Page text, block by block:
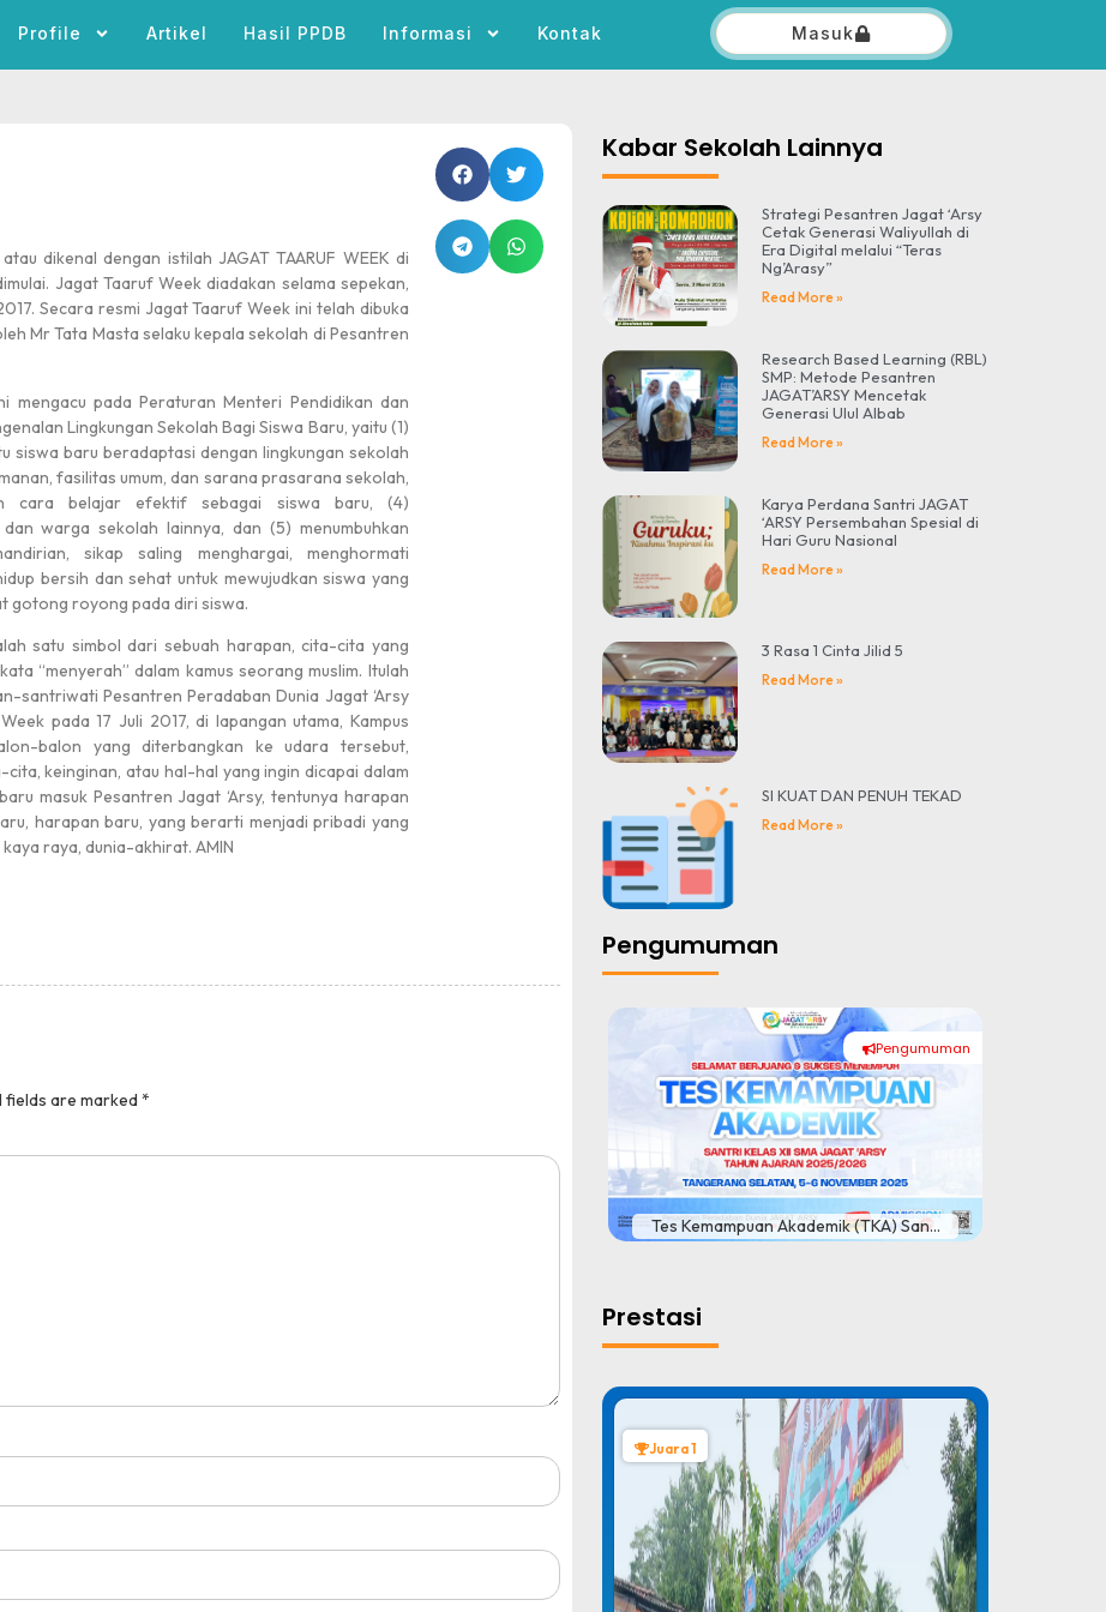
Profile Artikel Hasil PPDB Informasi Kontak Masuk
dikenal dengan istilah JAGAT TAARUF WEEK di
Jagat Taaruf Week diadakan selama sepekan,
Secara resmi Jagat Taaruf Week ini telah dibuka
Mr Tata Masta selaku kepala sekolah di Pesantren
mengacu pada Peraturan Menteri Pendidikan dan
Lingkungan Sekolah Bagi Siswa Baru, yaitu (1)
siswa baru beradaptasi dengan lingkungan sekolah
fasilitas umum, dan sarana prasarana sekolah,
cara belajar efektif sebagai siswa baru, (4)
warga sekolah lainnya, dan (5) menumbuhkan
sikap saling menghargai, menghormati
bersih dan sehat untuk mewujudkan siswa yang
gotong royong pada diri siswa.
satu simbol dari sebuah harapan, cita-cita yang
“menyerah” dalam kamus seorang muslim. Itulah
santriwati Pesantren Peradaban Dunia Jagat ‘Arsy
pada 17 Juli 2017, di lapangan utama, Kampus
balon yang diterbangkan ke udara tersebut,
keinginan, atau hal-hal yang ingin dicapai dalam
masuk Pesantren Jagat ‘Arsy, tentunya harapan
harapan baru, yang berarti menjadi pribadi yang
raya, dunia-akhirat. AMIN
fields are marked *
Kabar Sekolah Lainnya
Strategi Pesantren Jagat ‘Arsy
Cetak Generasi Waliyullah di
Era Digital melalui “Teras
Ng’Arasy”
Read More »
Research Based Learning (RBL)
SMP: Metode Pesantren
JAGAT’ARSY Mencetak
Generasi Ulul Albab
Read More »
Karya Perdana Santri JAGAT
‘ARSY Persembahan Spesial di
Hari Guru Nasional
Read More »
3 Rasa 1 Cinta Jilid 5
Read More »
SI KUAT DAN PENUH TEKAD
Read More »
Pengumuman
Pengumuman
Tes Kemampuan Akademik (TKA) San...
Prestasi
Juara 1